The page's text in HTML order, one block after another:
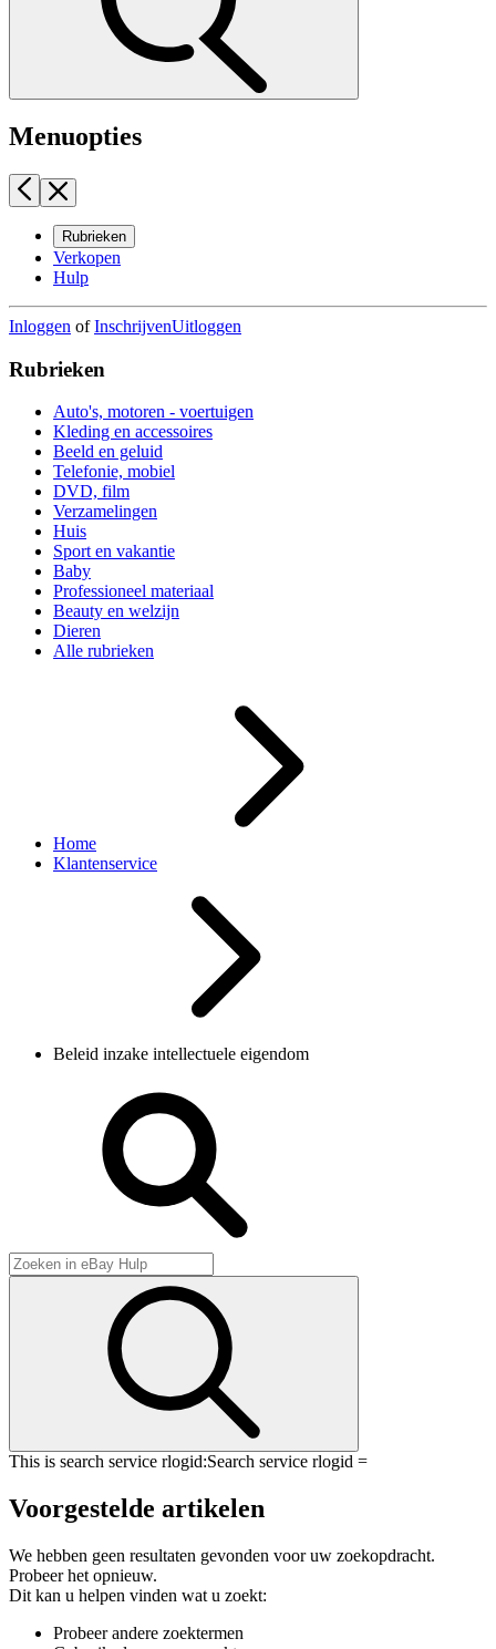
Menuopties
Rubrieken
Verkopen
Hulp
Inloggen ofInschrijvenUitloggen
Rubrieken
Auto's, motoren - voertuigen
Kleding en accessoires
Beeld en geluid
Telefonie, mobiel
DVD, film
Verzamelingen
Huis
Sport en vakantie
Baby
Professioneel materiaal
Beauty en welzijn
Dieren
Alle rubrieken
Home
Klantenservice
Beleid inzake intellectuele eigendom
This is search service rlogid:Search service rlogid =
Voorgestelde artikelen
We hebben geen resultaten gevonden voor uw zoekopdracht.
Probeer het opnieuw.
Dit kan u helpen vinden wat u zoekt:
Probeer andere zoektermen